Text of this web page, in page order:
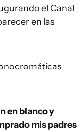
el Canal
en las
en blanco y
mis padres